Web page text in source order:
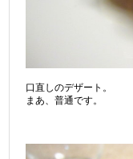
口直しのデザート。
まあ、普通です。